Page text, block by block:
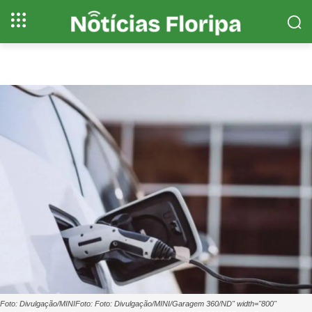
Foto: Divulgação/MINIFoto: Foto: Divulgação/MINI/Garagem 360/ND" width="800"